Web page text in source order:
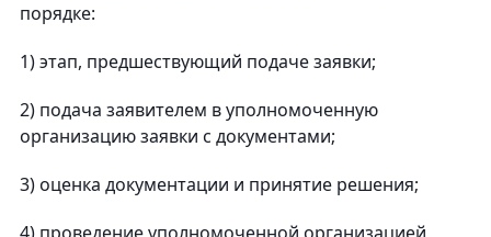
порядке:
1) этап, предшествующий подаче заявки;
2) подача заявителем в уполномоченную
организацию заявки с документами;
3) оценка документации и принятие решения;